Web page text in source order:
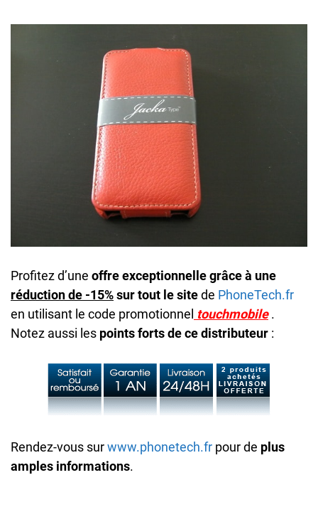
Profitez d’une offre exceptionnelle grâce à une
réduction de -15%sur tout le sitede PhoneTech.fr
en utilisant le code promotionnel touchmobile.
Notez aussi les points forts de ce distributeur :
Rendez-vous surwww.phonetech.fr pour de plus
amples informations.